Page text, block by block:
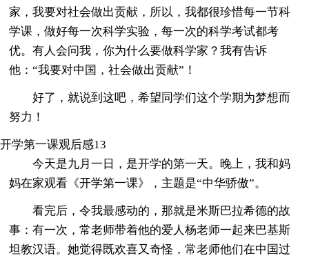
家，我要对社会做出贡献，所以，我都很珍惜每一节科
学课，做好每一次科学实验，每一次的科学考试都考
优。有人会问我，你为什么要做科学家？我有告诉
他：“我要对中国，社会做出贡献”！
好了，就说到这吧，希望同学们这个学期为梦想而
努力！
开学第一课观后感13
今天是九月一日，是开学的第一天。晚上，我和妈
妈在家观看《开学第一课》，主题是“中华骄傲”。
看完后，令我最感动的，那就是米斯巴拉希德的故
事：有一次，常老师带着他的爱人杨老师一起来巴基斯
坦教汉语。她觉得既欢喜又奇怪，常老师他们在中国过